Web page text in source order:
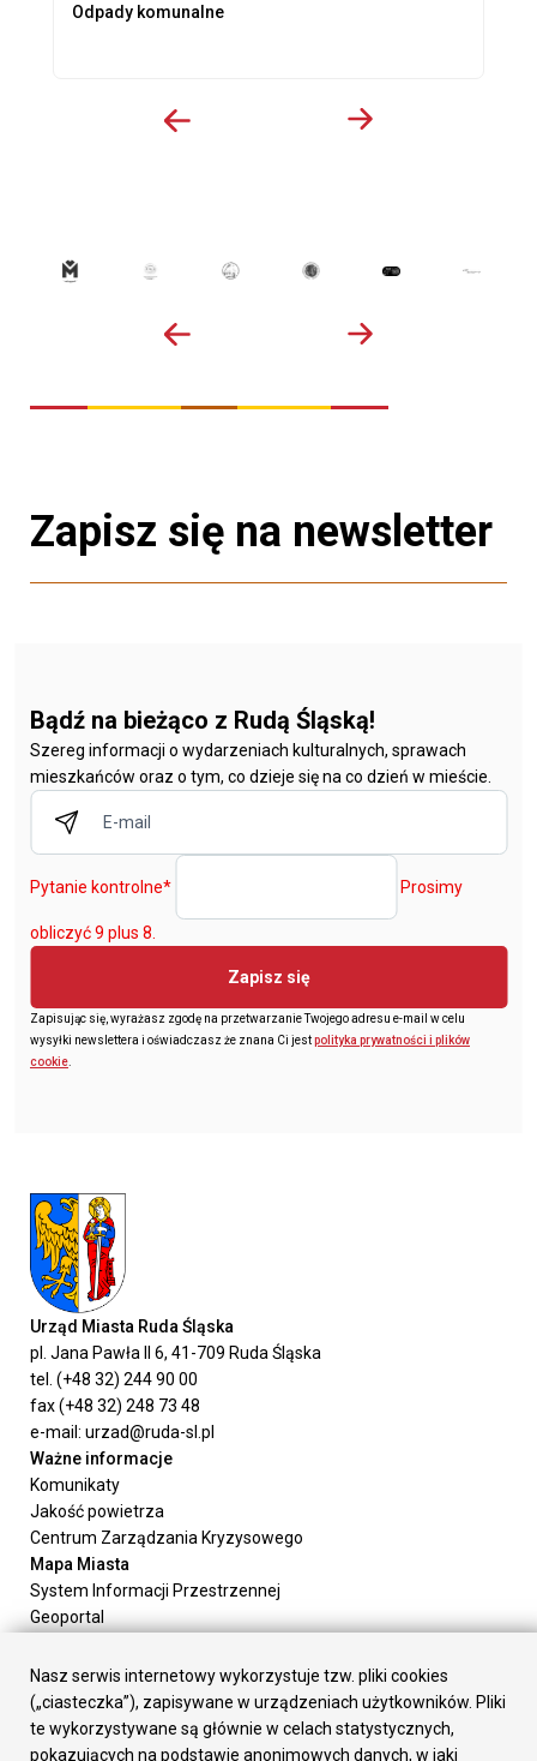
Odpady komunalne
Zapisz się na newsletter
Bądź na bieżąco z Rudą Śląską!
Szereg informacji o wydarzeniach kulturalnych, sprawach
mieszkańców oraz o tym, co dzieje się na co dzień w mieście.
Pytanie kontrolne* Prosimy
obliczyć 9 plus 8.
Zapisz się
Zapisując się, wyrażasz zgodę na przetwarzanie Twojego adresu e-mail w celu
wysyłki newslettera i oświadczasz że znana Ci jestpolityka prywatności i plików
cookie
Urząd Miasta Ruda Śląska
pl. Jana Pawła II 6, 41-709 Ruda Śląska
tel. (+48 32) 244 90 00
fax (+48 32) 248 73 48
e-mail: urzad@ruda-sl.pl
Ważne informacje
Komunikaty
Jakość powietrza
Centrum Zarządzania Kryzysowego
Mapa Miasta
System Informacji Przestrzennej
Geoportal
Załatw sprawę
Prezydent Miasta
Rada Miasta
Wydziały
Nasz serwis internetowy wykorzystuje tzw. pliki cookies
(„ciasteczka”), zapisywane w urządzeniach użytkowników. Pliki
te wykorzystywane są głównie w celach statystycznych,
pokazujących na podstawie anonimowych danych, w jaki